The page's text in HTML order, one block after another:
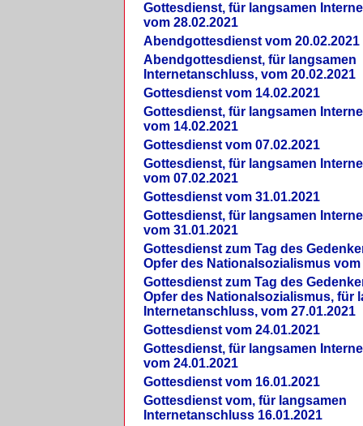
Gottesdienst, für langsamen
vom 28.02.2021
Abendgottesdienst vom 20.02.2021
Abendgottesdienst, für langsamen
Internetanschluss, vom 20.02.2021
Gottesdienst vom 14.02.2021
Gottesdienst, für langsamen
vom 14.02.2021
Gottesdienst vom 07.02.2021
Gottesdienst, für langsamen
vom 07.02.2021
Gottesdienst vom 31.01.2021
Gottesdienst, für langsamen
vom 31.01.2021
Gottesdienst zum Tag des
Opfer des Nationalsozialismus vom
Gottesdienst zum Tag des
Opfer des Nationalsozialismus, für
Internetanschluss, vom 27.01.2021
Gottesdienst vom 24.01.2021
Gottesdienst, für langsamen
vom 24.01.2021
Gottesdienst vom 16.01.2021
Gottesdienst vom, für langsamen
Internetanschluss 16.01.2021